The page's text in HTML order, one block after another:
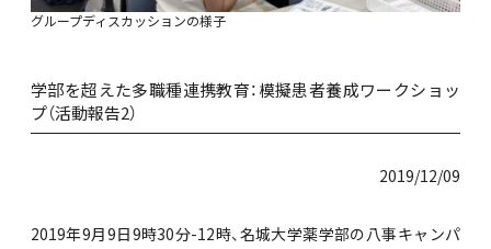
グループディスカッションの様子
学部を超えた多職種連携教育：模擬患者養成ワークショッ
プ（活動報告2）
2019/12/09
2019年9月9日9時30分-12時、名城大学薬学部の八事キャンパ